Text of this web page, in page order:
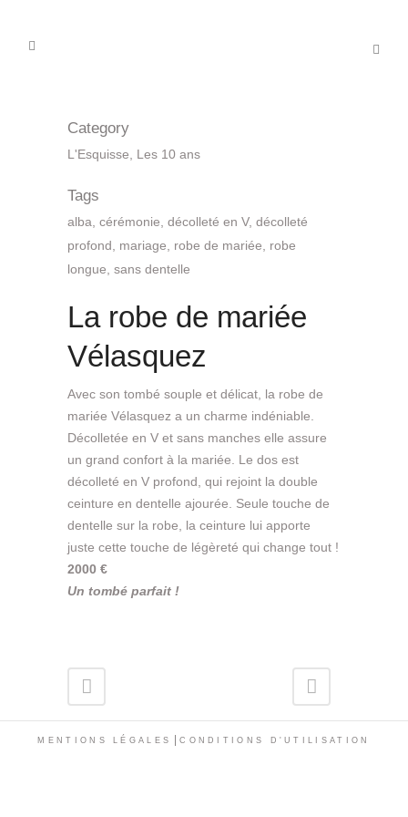
Category
L'Esquisse, Les 10 ans
Tags
alba, cérémonie, décolleté en V, décolleté
profond, mariage, robe de mariée, robe
longue, sans dentelle
La robe de mariée
Vélasquez
Avec son tombé souple et délicat, la robe de
mariée Vélasquez a un charme indéniable.
Décolletée en V et sans manches elle assure
un grand confort à la mariée. Le dos est
décolleté en V profond, qui rejoint la double
ceinture en dentelle ajourée. Seule touche de
dentelle sur la robe, la ceinture lui apporte
juste cette touche de légèreté qui change tout !
2000 €
Un tombé parfait !
MENTIONS LÉGALES |CONDITIONS D'UTILISATION